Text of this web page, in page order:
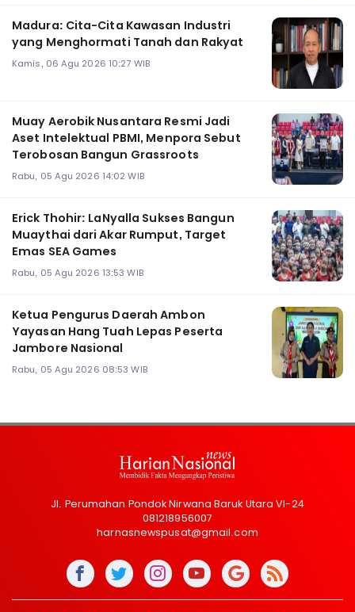
Madura: Cita-Cita Kawasan Industri
yang Menghormati Tanah dan Rakyat
Kamis, 06 Agu 2026 10:27 WIB
Muay Aerobik Nusantara Resmi Jadi
Aset Intelektual PBMI, Menpora Sebut
Terobosan Bangun Grassroots
Rabu, 05 Agu 2026 14:02 WIB
Erick Thohir: LaNyalla Sukses Bangun
Muaythai dari Akar Rumput, Target
Emas SEA Games
Rabu, 05 Agu 2026 13:53 WIB
Ketua Pengurus Daerah Ambon
Yayasan Hang Tuah Lepas Peserta
Jambore Nasional
Rabu, 05 Agu 2026 08:53 WIB
Jl. Perumahan Pondok Nirwana Baruk Utara VI-24
081218956007
harnasnewspusat@gmail.com